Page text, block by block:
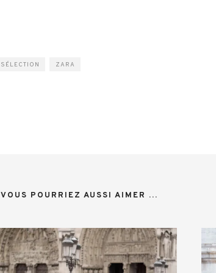
SÉLECTION ZARA
VOUS POURRIEZ AUSSI AIMER ...